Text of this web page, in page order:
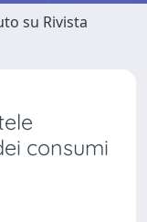
su Rivista
consumi